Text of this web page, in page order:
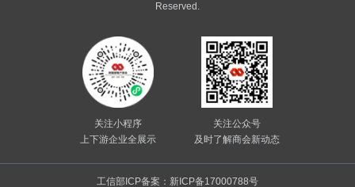
Reserved.
关注小程序
上下游企业全展示
关注公众号
及时了解商会新动态
工信部ICP备案：新ICP备17000788号